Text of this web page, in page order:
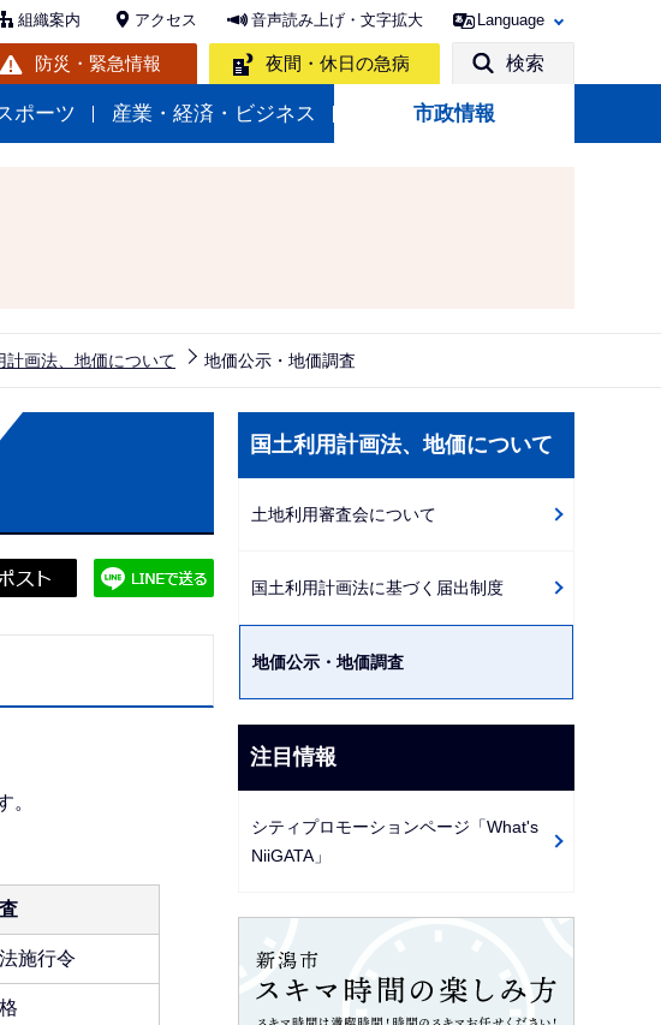
組織案内 アクセス 音声読み上げ・文字拡大 Language
防災・緊急情報 夜間・休日の急病 検索
ポーツ 産業・経済・ビジネス 市政情報
計画法、地価について 地価公示・地価調査
。
施行令
ブ
ー
シ
ョ
ン
こ
こ
ら
国土利用計画法、地価について
土地利用審査会について
国土利用計画法に基づく届出制度
地価公示・地価調査
注目情報
シティプロモーションページ「What's
NiiGATA」